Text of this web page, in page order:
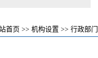
首页 >> 机构设置 >> 行政部门